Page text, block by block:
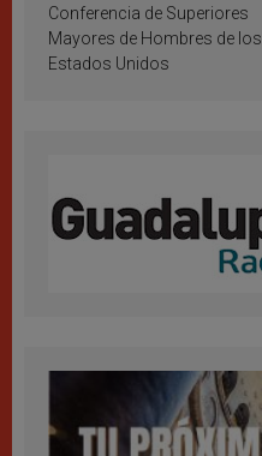
Conferencia de Superiores
Mayores de Hombres de los
Estados Unidos